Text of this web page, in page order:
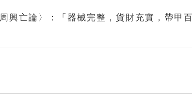
興亡論〉：「器械完整，貨財充實，帶甲